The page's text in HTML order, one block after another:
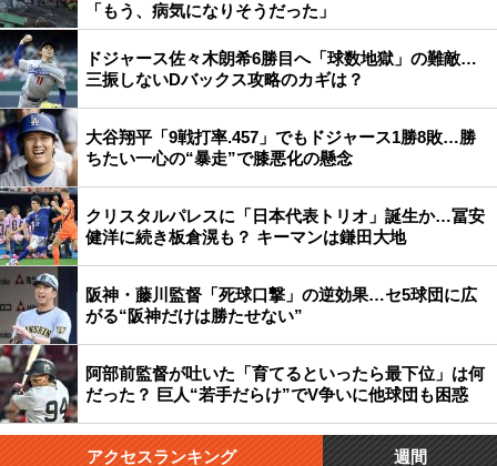
「もう、病気になりそうだった」
ドジャース佐々木朗希6勝目へ「球数地獄」の難敵…
三振しないDバックス攻略のカギは？
大谷翔平「9戦打率.457」でもドジャース1勝8敗…勝
ちたい一心の“暴走”で膝悪化の懸念
クリスタルパレスに「日本代表トリオ」誕生か…冨安
健洋に続き板倉滉も？ キーマンは鎌田大地
阪神・藤川監督「死球口撃」の逆効果…セ5球団に広
がる“阪神だけは勝たせない”
阿部前監督が吐いた「育てるといったら最下位」は何
だった？ 巨人“若手だらけ”でV争いに他球団も困惑
アクセスランキング 週間